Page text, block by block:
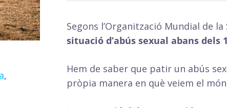
,
Segons l’Organització Mundial de la
situació d’abús sexual abans dels
Hem de saber que patir un abús
pròpia manera en què veiem el